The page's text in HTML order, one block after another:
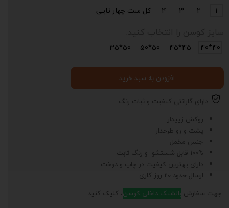
دارای گارانتی کیفیت و ثبات رنگ
روکش زیپدار
پشت و رو طرحدار
جنس مخمل
100% قابل شستشو و رنگ ثابت
دارای بهترین کیفیت در چاپ و دوخت
ارسال حدود 20 روز کاری
جهت سفارش بالشتک داخلی کوسن، کلیک کنید.
1
2
3
4 کل ست چهار تایی
40*40
45*45
50*50
50*35
افزودن به سبد خرید